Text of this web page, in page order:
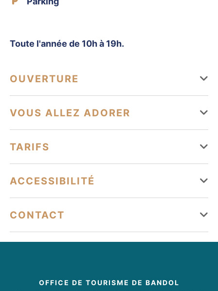
Toute l'année de 10h à 19h.
OUVERTURE
Du 01 janvier au 31 décembre
Lundi Ouvert de 10h à 19h
Mardi
Ouvert de 10h à 19h
Vendredi
VOUS ALLEZ ADORER
Climatisation Parking Parking payant
TARIFS
Moyens de paiement
Carte bancaire/crédit Chèque Espèces
ACCESSIBILITÉ
CONTACT
https://www.instagram.com/noonbandol/
OFFICE DE TOURISME DE BANDOL